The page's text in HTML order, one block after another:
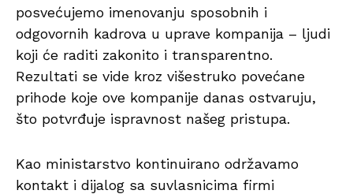
posvećujemo imenovanju sposobnih i
odgovornih kadrova u uprave kompanija – ljudi
koji će raditi zakonito i transparentno.
Rezultati se vide kroz višestruko povećane
prihode koje ove kompanije danas ostvaruju,
što potvrđuje ispravnost našeg pristupa.
Kao ministarstvo kontinuirano održavamo
kontakt i dijalog sa suvlasnicima firmi